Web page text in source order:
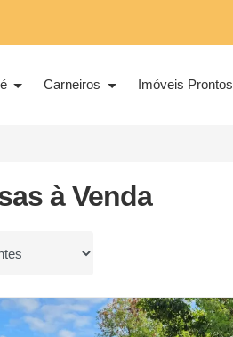
Carneiros Imóveis Prontos
à Venda